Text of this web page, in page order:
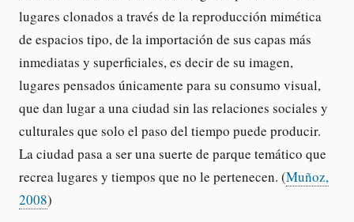
lugares clonados a través de la reproducción mimética
de espacios tipo, de la importación de sus capas más
inmediatas y superficiales, es decir de su imagen,
lugares pensados únicamente para su consumo visual,
que dan lugar a una ciudad sin las relaciones sociales y
culturales que solo el paso del tiempo puede producir.
La ciudad pasa a ser una suerte de parque temático que
recrea lugares y tiempos que no le pertenecen. (Muñoz,
2008)